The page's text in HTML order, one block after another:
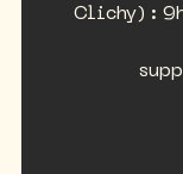
Clichy) :